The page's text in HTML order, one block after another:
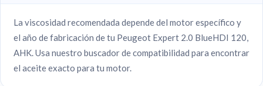
La viscosidad recomendada depende del motor específico y
el año de fabricación de tu Peugeot Expert 2.0 BlueHDI 120,
AHK. Usa nuestro buscador de compatibilidad para encontrar
el aceite exacto para tu motor.